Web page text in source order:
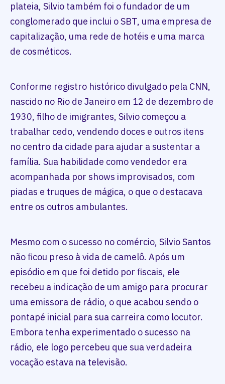
plateia, Silvio também foi o fundador de um
conglomerado que inclui o SBT, uma empresa de
capitalização, uma rede de hotéis e uma marca
de cosméticos.
Conforme registro histórico divulgado pela CNN,
nascido no Rio de Janeiro em 12 de dezembro de
1930, filho de imigrantes, Silvio começou a
trabalhar cedo, vendendo doces e outros itens
no centro da cidade para ajudar a sustentar a
família. Sua habilidade como vendedor era
acompanhada por shows improvisados, com
piadas e truques de mágica, o que o destacava
entre os outros ambulantes.
Mesmo com o sucesso no comércio, Silvio Santos
não ficou preso à vida de camelô. Após um
episódio em que foi detido por fiscais, ele
recebeu a indicação de um amigo para procurar
uma emissora de rádio, o que acabou sendo o
pontapé inicial para sua carreira como locutor.
Embora tenha experimentado o sucesso na
rádio, ele logo percebeu que sua verdadeira
vocação estava na televisão.